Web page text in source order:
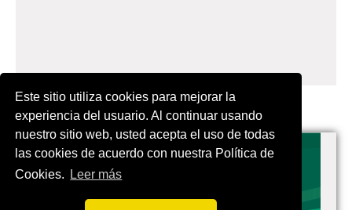
Este sitio utiliza cookies para mejorar la
experiencia del usuario. Al continuar usando
nuestro sitio web, usted acepta el uso de todas
las cookies de acuerdo con nuestra Política de
Cookies.
Leer más